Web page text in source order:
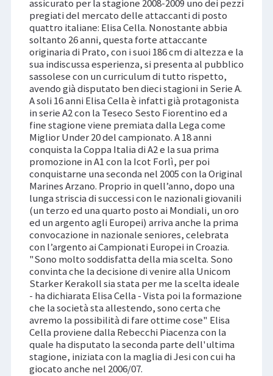
assicurato per la stagione 2008-2009 uno dei pezzi
pregiati del mercato delle attaccanti di posto
quattro italiane: Elisa Cella. Nonostante abbia
soltanto 26 anni, questa forte attaccante
originaria di Prato, con i suoi 186 cm di altezza e la
sua indiscussa esperienza, si presenta al pubblico
sassolese con un curriculum di tutto rispetto,
avendo già disputato ben dieci stagioni in Serie A.
A soli 16 anni Elisa Cella è infatti già protagonista
in serie A2 con la Teseco Sesto Fiorentino ed a
fine stagione viene premiata dalla Lega come
Miglior Under 20 del campionato. A 18 anni
conquista la Coppa Italia di A2 e la sua prima
promozione in A1 con la Icot Forlì, per poi
conquistarne una seconda nel 2005 con la Original
Marines Arzano. Proprio in quell’anno, dopo una
lunga striscia di successi con le nazionali giovanili
(un terzo ed una quarto posto ai Mondiali, un oro
ed un argento agli Europei) arriva anche la prima
convocazione in nazionale seniores, celebrata
con l’argento ai Campionati Europei in Croazia.
"Sono molto soddisfatta della mia scelta. Sono
convinta che la decisione di venire alla Unicom
Starker Kerakoll sia stata per me la scelta ideale
- ha dichiarata Elisa Cella - Vista poi la formazione
che la società sta allestendo, sono certa che
avremo la possibilità di fare ottime cose" Elisa
Cella proviene dalla Rebecchi Piacenza con la
quale ha disputato la seconda parte dell'ultima
stagione, iniziata con la maglia di Jesi con cui ha
giocato anche nel 2006/07.